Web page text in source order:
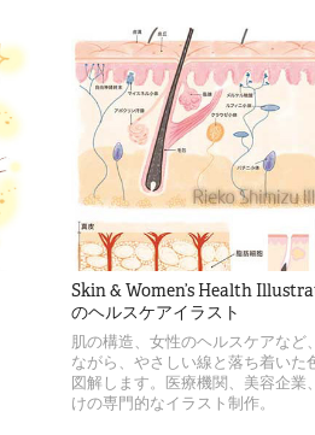
Skin & Women’s Health
のヘルスケアイラスト
肌の構造、女性のヘルスケアなど
ながら、やさしい線と落ち着いた
図解します。医療機関、美容企業
けの専門的なイラスト制作。